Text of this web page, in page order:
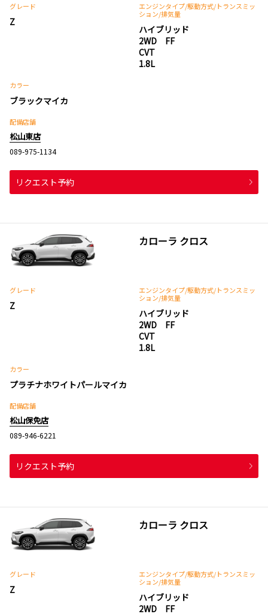
グレード
Z
エンジンタイプ/駆動方式/トランスミッ
ション/排気量
ハイブリッド
2WD FF
CVT
1.8L
カラー
ブラックマイカ
配備店舗
松山東店
089-975-1134
リクエスト予約
カローラ クロス
グレード
Z
エンジンタイプ/駆動方式/トランスミッ
ション/排気量
ハイブリッド
2WD FF
CVT
1.8L
カラー
プラチナホワイトパールマイカ
配備店舗
松山保免店
089-946-6221
リクエスト予約
カローラ クロス
グレード
Z
エンジンタイプ/駆動方式/トランスミッ
ション/排気量
ハイブリッド
2WD FF